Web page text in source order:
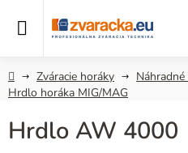
DomovZváracie horáky
Hrdlo horáka MIG/MAG
Hrdlo AW 4000